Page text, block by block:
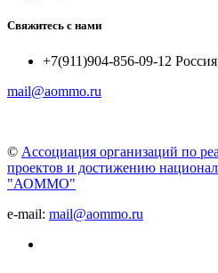
Свяжитесь с нами
+7(911)904-856-09-12
mail@aommo.ru
© Ассоциация организаций по
проектов и достижению
"АОММО"
e-mail: mail@aommo.ru